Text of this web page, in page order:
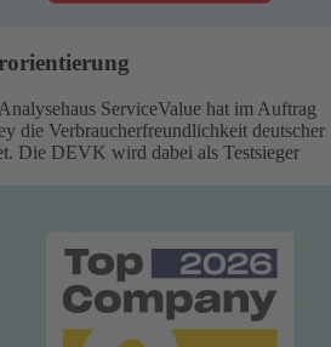
ServiceValue hat im Auftrag
die Verbraucherfreundlichkeit deutscher
Die DEVK wird dabei als Testsieger